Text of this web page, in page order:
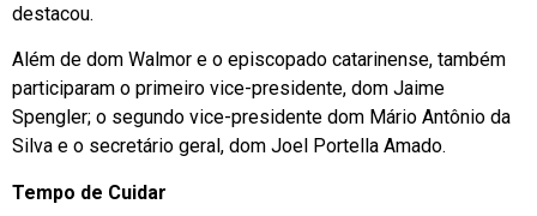
destacou.
Além de dom Walmor e o episcopado catarinense, também
participaram o primeiro vice-presidente, dom Jaime
Spengler; o segundo vice-presidente dom Mário Antônio da
Silva e o secretário geral, dom Joel Portella Amado.
Tempo de Cuidar